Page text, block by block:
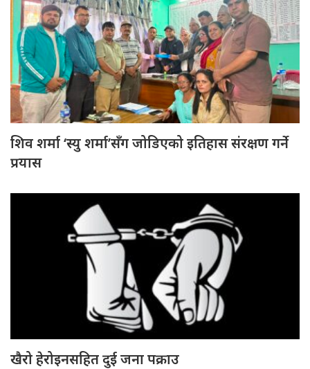
शिव शर्मा ‘स्यु शर्मा’सँग जोडिएको इतिहास संरक्षण गर्ने
प्रयास
खैरो हेरोइनसहित दुई जना पक्राउ